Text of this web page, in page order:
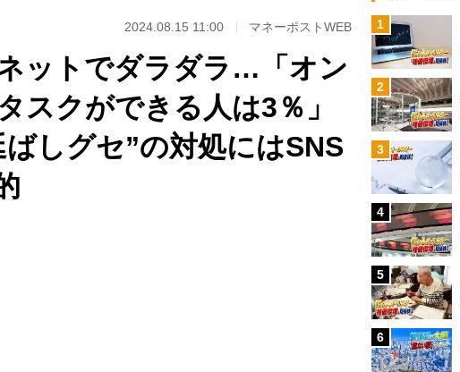
2024.08.15 11:00 マネーポストWEB
ットでダラダラ…「オン
スクができる人は3％」
しグセ”の対処にはSNS
1
2
3
4
5
6